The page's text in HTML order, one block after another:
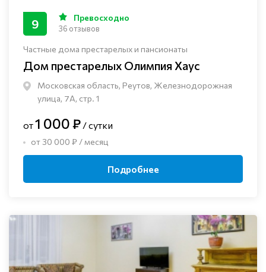
Частные дома престарелых и пансионаты
Дом престарелых Олимпия Хаус
Московская область, Реутов, Железнодорожная
улица, 7А, стр. 1
9 Превосходно
36 отзывов
от1 000 ₽ / сутки
от 30 000 ₽ / месяц
Подробнее